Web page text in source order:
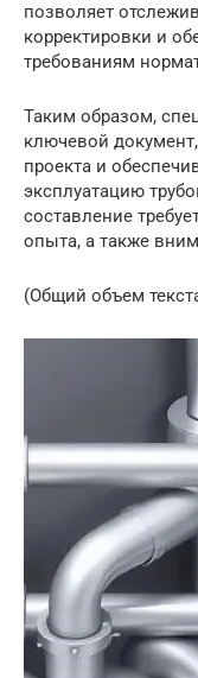
позволяет
корректировки и
требованиям
Таким образом,
ключевой
проекта и
эксплуатацию
составление
опыта, а также
(Общий объем